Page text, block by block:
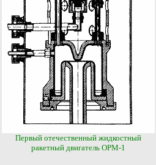
Первый отечественный жидкостный
ракетный двигатель ОРМ-1